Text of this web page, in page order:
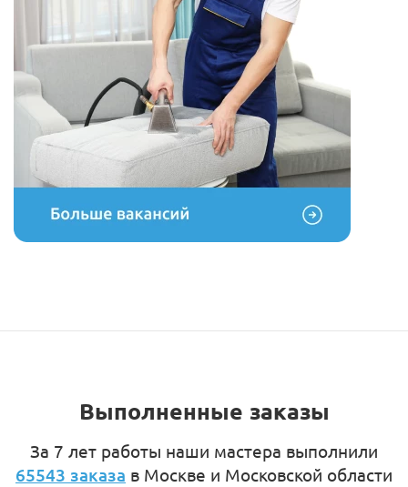
Выполненные заказы
За 7 лет работы наши мастера выполнили
65543 заказа в Москве и Московской области